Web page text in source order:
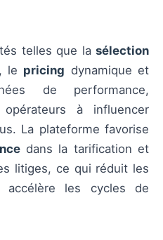
telles que la sélection
le pricing dynamique et
de performance,
à influencer
La plateforme favorise
dans la tarification et
litiges, ce qui réduit les
accélère les cycles de